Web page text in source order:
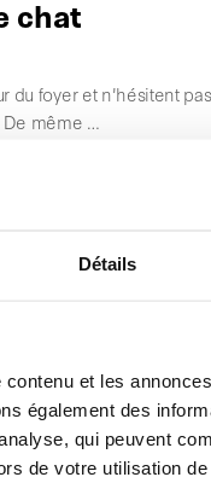
Détails
et les
également des
qui peuvent
de votre utilisation
chat
du foyer et n'hésitent
De même …
afin de répondre
Avant de